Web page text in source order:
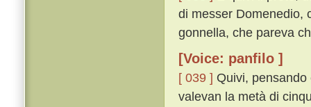
di messer Domenedio,
gonnella, che pareva
[Voice: panfilo ]
[ 039 ] Quivi,
valevan la metà di